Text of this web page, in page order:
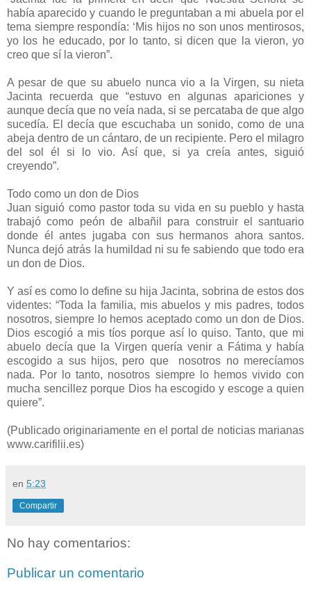
había aparecido y cuando le preguntaban a mi abuela por el
tema siempre respondía: ‘Mis hijos no son unos mentirosos,
yo los he educado, por lo tanto, si dicen que la vieron, yo
creo que sí la vieron”.
A pesar de que su abuelo nunca vio a la Virgen, su nieta
Jacinta recuerda que “estuvo en algunas apariciones y
aunque decía que no veía nada, si se percataba de que algo
sucedía. El decía que escuchaba un sonido, como de una
abeja dentro de un cántaro, de un recipiente. Pero el milagro
del sol él si lo vio. Así que, si ya creía antes, siguió
creyendo”.
Todo como un don de Dios
Juan siguió como pastor toda su vida en su pueblo y hasta
trabajó como peón de albañil para construir el santuario
donde él antes jugaba con sus hermanos ahora santos.
Nunca dejó atrás la humildad ni su fe sabiendo que todo era
un don de Dios.
Y así es como lo define su hija Jacinta, sobrina de estos dos
videntes: “Toda la familia, mis abuelos y mis padres, todos
nosotros, siempre lo hemos aceptado como un don de Dios.
Dios escogió a mis tíos porque así lo quiso. Tanto, que mi
abuelo decía que la Virgen quería venir a Fátima y había
escogido a sus hijos, pero que nosotros no merecíamos
nada. Por lo tanto, nosotros siempre lo hemos vivido con
mucha sencillez porque Dios ha escogido y escoge a quien
quiere”.
(Publicado originariamente en el portal de noticias marianas
www.carifilii.es)
en 5:23
Compartir
No hay comentarios:
Publicar un comentario